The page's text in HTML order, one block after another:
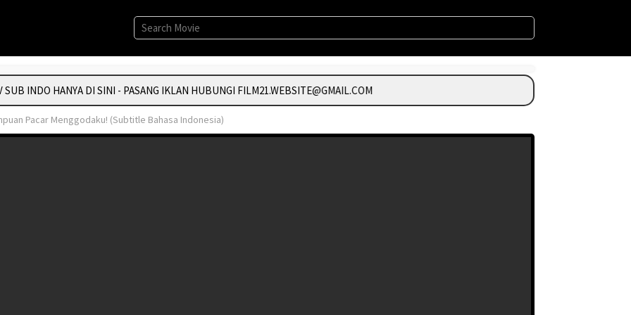
INDO HANYA DI SINI - PASANG IKLAN HUBUNGI FILM21.WEBSITE@GMAIL.COM
Pacar Menggodaku! (Subtitle Bahasa Indonesia)